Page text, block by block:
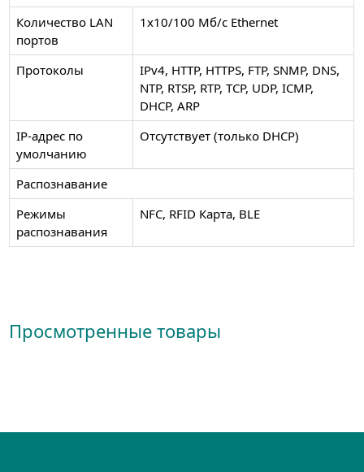
Количество LAN
портов
1x10/100 Mб/с Ethernet
Протоколы
IPv4, HTTP, HTTPS, FTP, SNMP, DNS,
NTP, RTSP, RTP, TCP, UDP, ICMP,
DHCP, ARP
IP-адрес по
умолчанию
Отсутствует (только DHCP)
Распознавание
Режимы
распознавания
NFC, RFID Карта, BLE
Просмотренные товары